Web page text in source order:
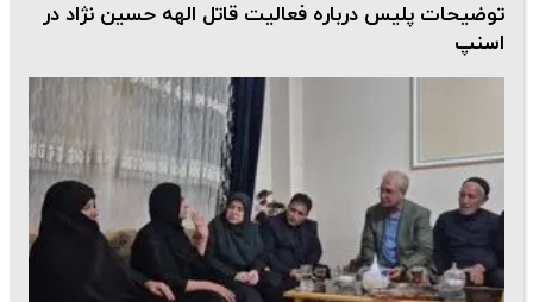
توضیحات پلیس درباره فعالیت قاتل الهه حسین نژاد در
اسنپ